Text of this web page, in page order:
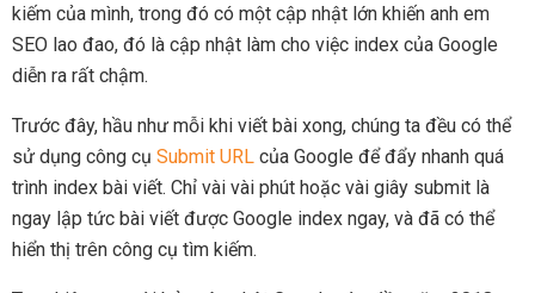
kiếm của mình, trong đó có một cập nhật lớn khiến anh em
SEO lao đao, đó là cập nhật làm cho việc index của Google
diễn ra rất chậm.
Trước đây, hầu như mỗi khi viết bài xong, chúng ta đều có thể
sử dụng công cụ Submit URL của Google để đẩy nhanh quá
trình index bài viết. Chỉ vài vài phút hoặc vài giây submit là
ngay lập tức bài viết được Google index ngay, và đã có thể
hiển thị trên công cụ tìm kiếm.